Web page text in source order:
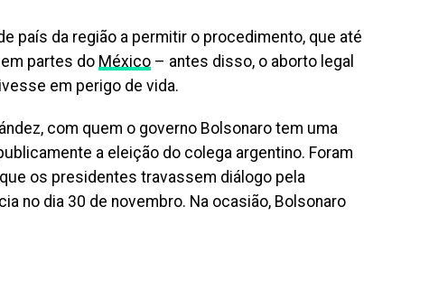
país da região a permitir o procedimento, que até
em partes do México – antes disso, o aborto legal
em perigo de vida.
com quem o governo Bolsonaro tem uma
a eleição do colega argentino. Foram
os presidentes travassem diálogo pela
no dia 30 de novembro. Na ocasião, Bolsonaro